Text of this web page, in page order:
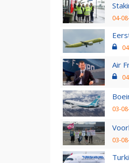
04-
Air
03-
03-